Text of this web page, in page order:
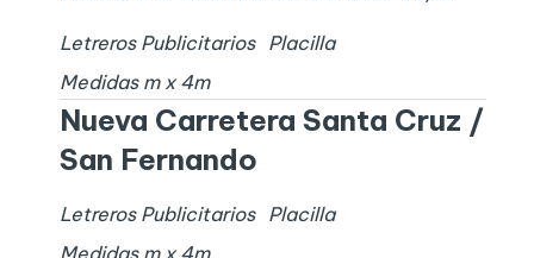
Letreros Publicitarios
Placilla
Medidas m x 4m
Nueva Carretera Santa Cruz /
San Fernando
Letreros Publicitarios
Placilla
Medidas m x 4m